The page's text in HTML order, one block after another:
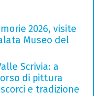
2026, visite
Museo del
Scrivia: a
di pittura
e tradizione